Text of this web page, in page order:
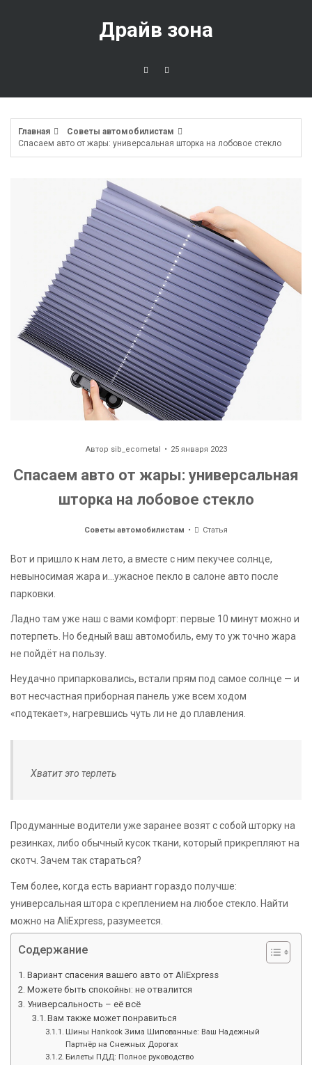
Драйв зона
Главная
Советы автомобилистам
Спасаем авто от жары: универсальная шторка на лобовое стекло
Автор sib_ecometal 25 января 2023
Спасаем авто от жары: универсальная
шторка на лобовое стекло
Советы автомобилистам Статья
Вот и пришло к нам лето, а вместе с ним пекучее солнце,
невыносимая жара и…ужасное пекло в салоне авто после
парковки.
Ладно там уже наш с вами комфорт: первые 10 минут можно и
потерпеть. Но бедный ваш автомобиль, ему то уж точно жара
не пойдёт на пользу.
Неудачно припарковались, встали прям под самое солнце — и
вот несчастная приборная панель уже всем ходом
«подтекает», нагревшись чуть ли не до плавления.
Хватит это терпеть
Продуманные водители уже заранее возят с собой шторку на
резинках, либо обычный кусок ткани, который прикрепляют на
скотч. Зачем так стараться?
Тем более, когда есть вариант гораздо получше:
универсальная штора с креплением на любое стекло. Найти
можно на AliExpress, разумеется.
Содержание
Вариант спасения вашего авто от AliExpress
Можете быть спокойны: не отвалится
Универсальность – её всё
Вам также может понравиться
Шины Hankook Зима Шипованные: Ваш Надежный
Партнёр на Снежных Дорогах
Билеты ПДД: Полное руководство